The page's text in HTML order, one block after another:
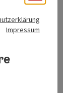
sich alle
lassen.
Impressum